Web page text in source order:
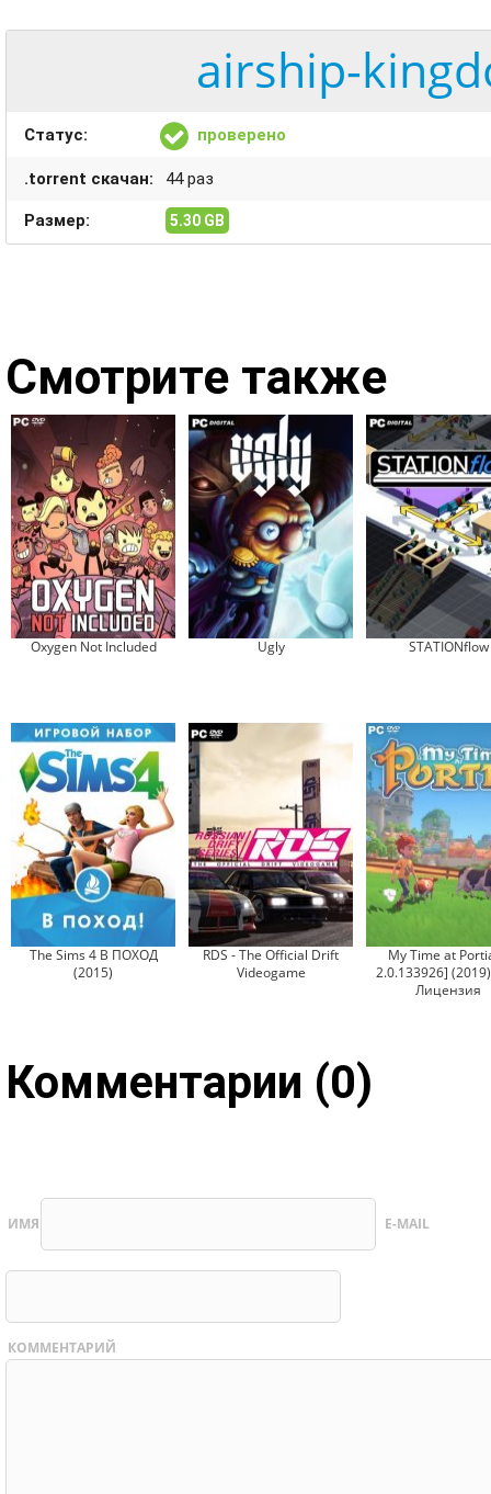
airship-
Статус: проверено
.torrent скачан: 44 раз
Размер: 5.30 GB
Смотрите также
Oxygen Not Included Ugly STATIONflow
The Sims 4 В ПОХОД
(2015)
RDS - The Official Drift
Videogame
My Time at
2.0.133926]
Лицензия
Комментарии (0)
ИМЯ E-MAIL
КОММЕНТАРИЙ